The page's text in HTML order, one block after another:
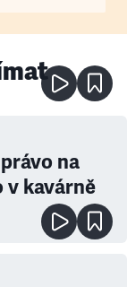
na
v kavárně